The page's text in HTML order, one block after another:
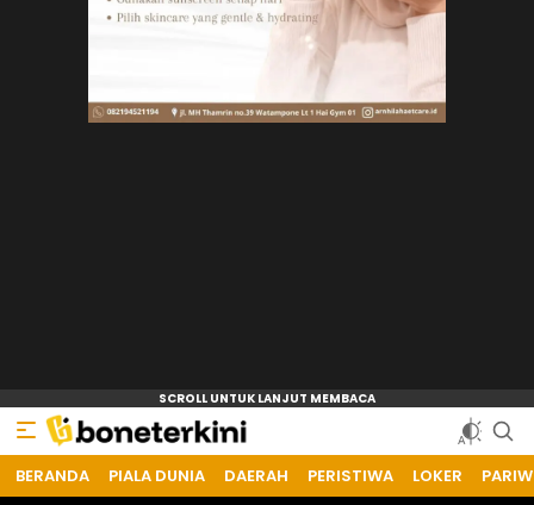
Bone Terkini
Referensi Informasi Terkini
BERANDA PIALA DUNIA DAERAH PERISTIWA LOKER